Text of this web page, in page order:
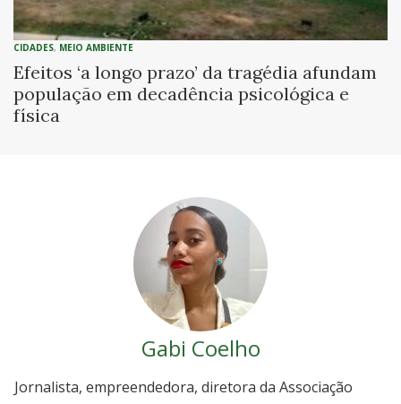
CIDADES, MEIO AMBIENTE
Efeitos ‘a longo prazo’ da tragédia afundam
população em decadência psicológica e
física
Gabi Coelho
Jornalista, empreendedora, diretora da Associação